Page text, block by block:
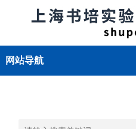
网站导航